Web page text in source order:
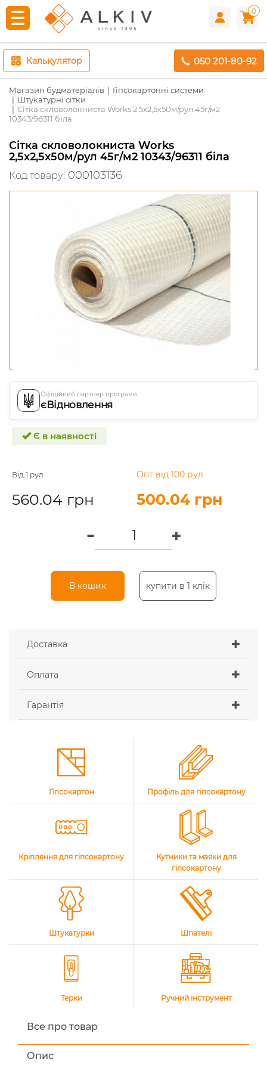
0
Калькулятор 050 201-80-92
Магазин будматеріалів
Гіпсокартонні системи
Штукатурні сітки
Сітка скловолокниста Works 2,5x2,5x50м/рул 45г/м2
10343/96311 біла
Сітка скловолокниста Works
2,5x2,5x50м/рул 45г/м2 10343/96311 біла
Код товару: 000103136
Офіційний партнер програми
єВідновлення
Є в наявності
Від 1 рул
560.04 грн
Опт від 100 рул
500.04 грн
В кошик купити в 1 клік
Доставка
Оплата
Гарантія
Гіпсокартон Профіль для гіпсокартону
Кріплення для гіпсокартону
Кутники та маяки для
гіпсокартону
Штукатурки Шпателі
Терки Ручний інструмент
Все про товар
Опис